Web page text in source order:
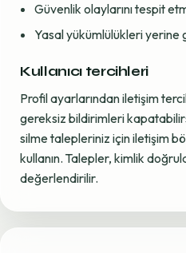
Güvenlik olaylarını tespit
Yasal yükümlülükleri yerine
Kullanıcı tercihleri
Profil ayarlarından iletişim
gereksiz bildirimleri
silme talepleriniz için iletişim
kullanın. Talepler, kimlik
değerlendirilir.